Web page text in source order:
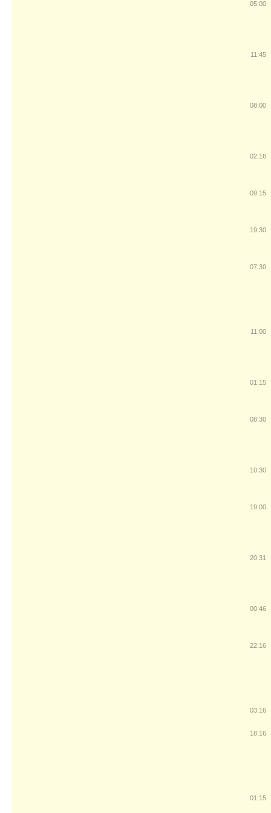
05:00
11:45
08:00
02:16
09:15
19:30
07:30
11:00
01:15
08:30
10:30
19:00
20:31
00:46
22:16
03:16
18:16
01:15